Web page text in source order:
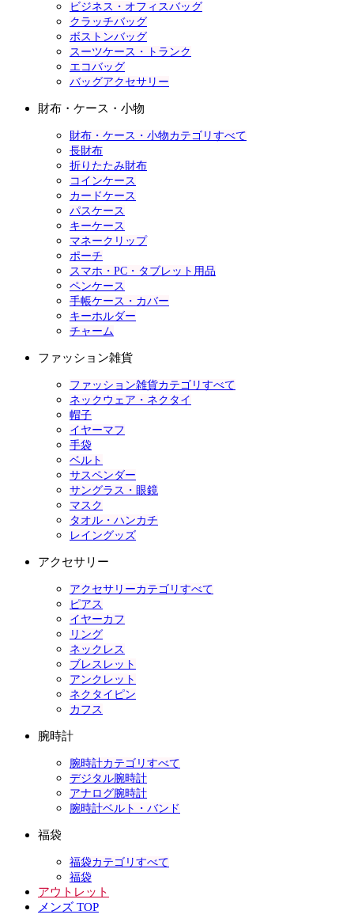
ビジネス・オフィスバッグ
クラッチバッグ
ボストンバッグ
スーツケース・トランク
エコバッグ
バッグアクセサリー
財布・ケース・小物
財布・ケース・小物カテゴリすべて
長財布
折りたたみ財布
コインケース
カードケース
パスケース
キーケース
マネークリップ
ポーチ
スマホ・PC・タブレット用品
ペンケース
手帳ケース・カバー
キーホルダー
チャーム
ファッション雑貨
ファッション雑貨カテゴリすべて
ネックウェア・ネクタイ
帽子
イヤーマフ
手袋
ベルト
サスペンダー
サングラス・眼鏡
マスク
タオル・ハンカチ
レイングッズ
アクセサリー
アクセサリーカテゴリすべて
ピアス
イヤーカフ
リング
ネックレス
ブレスレット
アンクレット
ネクタイピン
カフス
腕時計
腕時計カテゴリすべて
デジタル腕時計
アナログ腕時計
腕時計ベルト・バンド
福袋
福袋カテゴリすべて
福袋
アウトレット
メンズ TOP